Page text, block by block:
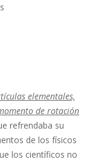
elementales,
de rotación
refrendaba su
de los físicos
los científicos no